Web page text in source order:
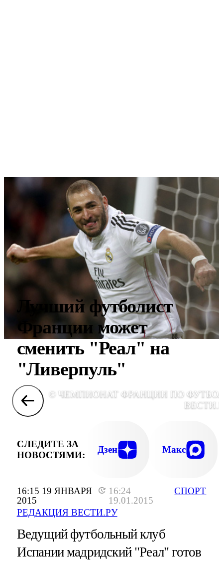
16:15 19 ЯНВАРЯ
2015
16:24
19.01.2015
РЕДАКЦИЯ ВЕСТИ.РУ
СПОРТ
Лучший футболист
Франции может
сменить "Реал" на
"Ливерпуль"
© ЧЕМПИОНАТ ФРАНЦИИ ПО
СЛЕДИТЕ ЗА
НОВОСТЯМИ:
Дзен Макс
Ведущий футбольный клуб
Испании мадридский "Реал" готов